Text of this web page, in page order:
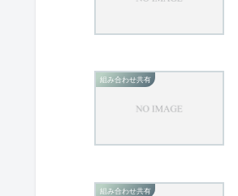
組み合わせ共有
組み合わせ共有